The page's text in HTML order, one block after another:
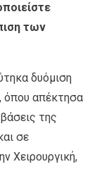
των
δυόμιση
όπου απέκτησα
της
σε
Χειρουργική,